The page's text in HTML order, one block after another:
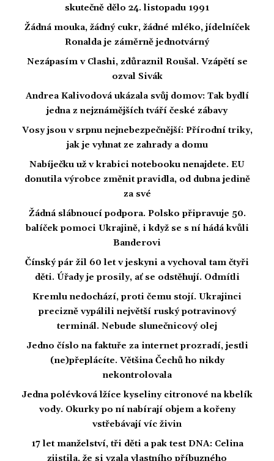
skutečně dělo 24. listopadu 1991
Žádná mouka, žádný cukr, žádné mléko, jídelníček
Ronalda je záměrně jednotvárný
Nezápasím v Clashi, zdůraznil Roušal. Vzápětí se
ozval Sivák
Andrea Kalivodová ukázala svůj domov: Tak bydlí
jedna z nejznámějších tváří české zábavy
Vosy jsou v srpnu nejnebezpečnější: Přírodní triky,
jak je vyhnat ze zahrady a domu
Nabíječku už v krabici notebooku nenajdete. EU
donutila výrobce změnit pravidla, od dubna jedině
za své
Žádná slábnoucí podpora. Polsko připravuje 50.
balíček pomoci Ukrajině, i když se s ní hádá kvůli
Banderovi
Čínský pár žil 60 let v jeskyni a vychoval tam čtyři
děti. Úřady je prosily, ať se odstěhují. Odmítli
Kremlu nedochází, proti čemu stojí. Ukrajinci
precizně vypálili největší ruský potravinový
terminál. Nebude slunečnicový olej
Jedno číslo na faktuře za internet prozradí, jestli
(ne)přeplácíte. Většina Čechů ho nikdy
nekontrolovala
Jedna polévková lžíce kyseliny citronové na kbelík
vody. Okurky po ní nabírají objem a kořeny
vstřebávají víc živin
17 let manželství, tři děti a pak test DNA: Celina
zjistila, že si vzala vlastního příbuzného